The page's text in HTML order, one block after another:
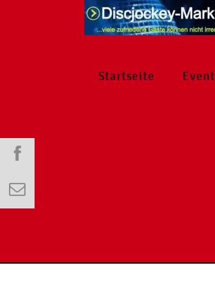
Startseite Event